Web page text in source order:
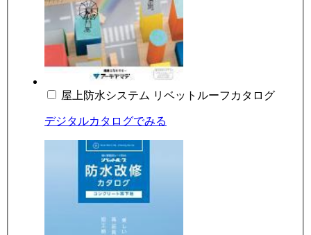
屋上防水システム リベットルーフカタログ
デジタルカタログでみる